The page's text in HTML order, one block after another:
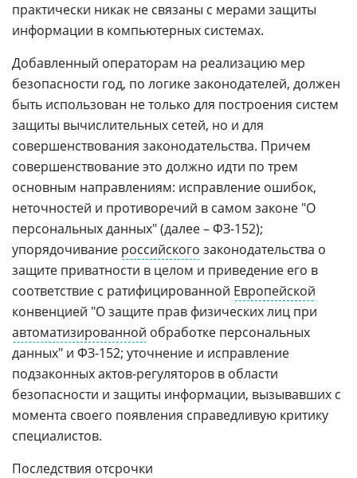
практически никак не связаны с мерами защиты
информации в компьютерных системах.
Добавленный операторам на реализацию мер
безопасности год, по логике законодателей, должен
быть использован не только для построения систем
защиты вычислительных сетей, но и для
совершенствования законодательства. Причем
совершенствование это должно идти по трем
основным направлениям: исправление ошибок,
неточностей и противоречий в самом законе "О
персональных данных" (далее – ФЗ-152);
упорядочивание российского законодательства о
защите приватности в целом и приведение его в
соответствие с ратифицированной Европейской
конвенцией "О защите прав физических лиц при
автоматизированной обработке персональных
данных" и ФЗ-152; уточнение и исправление
подзаконных актов-регуляторов в области
безопасности и защиты информации, вызывавших с
момента своего появления справедливую критику
специалистов.
Последствия отсрочки